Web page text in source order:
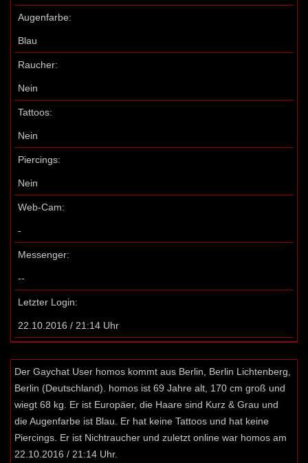
Augenfarbe:
Blau
Raucher:
Nein
Tattoos:
Nein
Piercings:
Nein
Web-Cam:
-
Messenger:
--
Letzter Login:
22.10.2016 / 21:14 Uhr
Der Gaychat User homos kommt aus Berlin, Berlin Lichtenberg,
Berlin (Deutschland). homos ist 69 Jahre alt, 170 cm groß und
wiegt 68 kg. Er ist Europäer, die Haare sind Kurz & Grau und
die Augenfarbe ist Blau. Er hat keine Tattoos und hat keine
Piercings. Er ist Nichtraucher und zuletzt online war homos am
22.10.2016 / 21:14 Uhr.